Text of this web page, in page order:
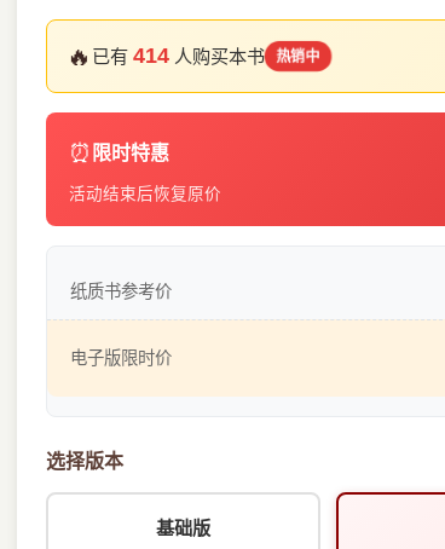
🔥 已有 414人购买本书 热销中
⏰ 限时特惠
活动结束后恢复原价
纸质书参考价
电子版限时价
选择版本
基础版